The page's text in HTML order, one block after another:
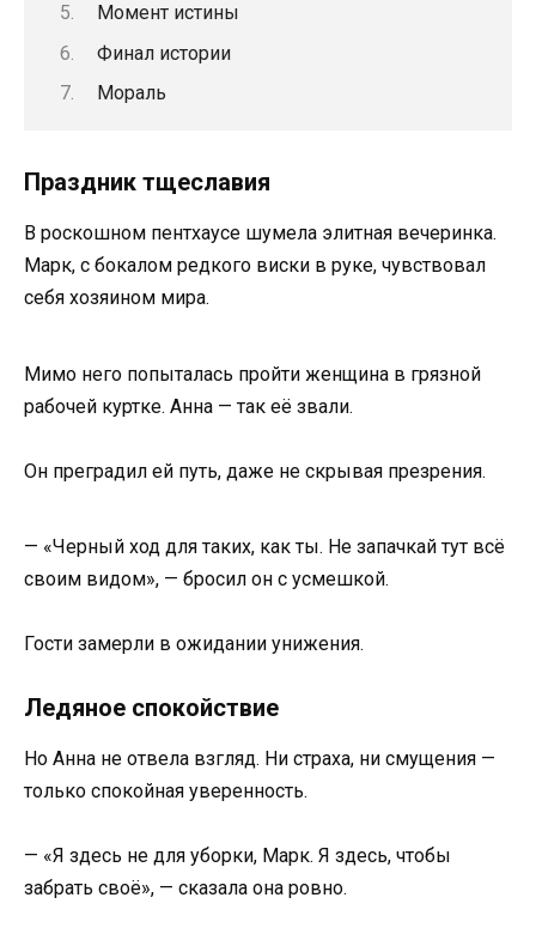
Момент истины
Финал истории
Мораль
Праздник тщеславия
В роскошном пентхаусе шумела элитная вечеринка.
Марк, с бокалом редкого виски в руке, чувствовал
себя хозяином мира.
Мимо него попыталась пройти женщина в грязной
рабочей куртке. Анна — так её звали.
Он преградил ей путь, даже не скрывая презрения.
— «Черный ход для таких, как ты. Не запачкай тут всё
своим видом», — бросил он с усмешкой.
Гости замерли в ожидании унижения.
Ледяное спокойствие
Но Анна не отвела взгляд. Ни страха, ни смущения —
только спокойная уверенность.
— «Я здесь не для уборки, Марк. Я здесь, чтобы
забрать своё», — сказала она ровно.